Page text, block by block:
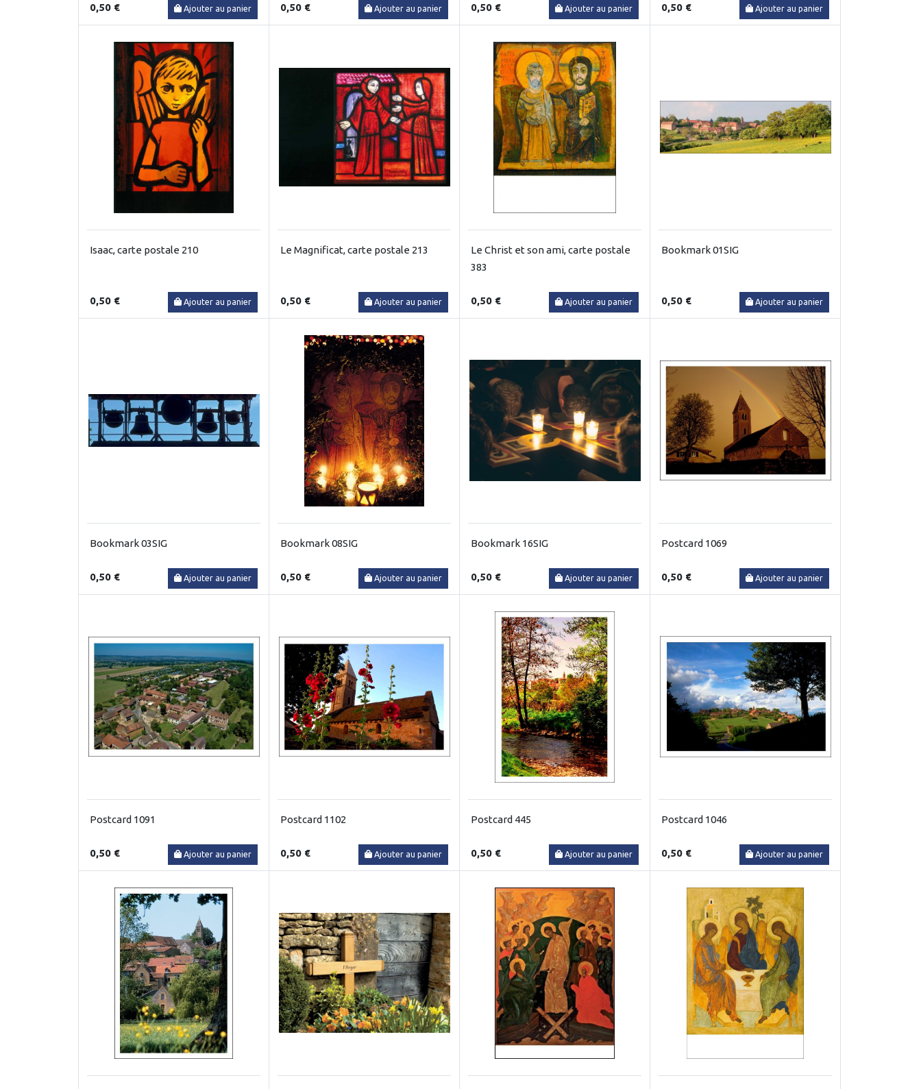
0,50 € Ajouter au panier 0,50 € Ajouter au panier 0,50 € Ajouter au panier 0,50 € Ajouter au panier
Isaac, carte postale 210
0,50 € Ajouter au panier
Le Magnificat, carte postale 213
0,50 € Ajouter au panier
Le Christ et son ami, carte postale
383
0,50 € Ajouter au panier
Bookmark 01SIG
0,50 € Ajouter au panier
Bookmark 03SIG
0,50 € Ajouter au panier
Bookmark 08SIG
0,50 € Ajouter au panier
Bookmark 16SIG
0,50 € Ajouter au panier
Postcard 1069
0,50 € Ajouter au panier
Postcard 1091
0,50 € Ajouter au panier
Postcard 1102
0,50 € Ajouter au panier
Postcard 445
0,50 € Ajouter au panier
Postcard 1046
0,50 € Ajouter au panier